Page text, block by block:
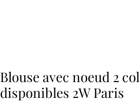
Blouse avec noeud 2
disponibles 2W Paris